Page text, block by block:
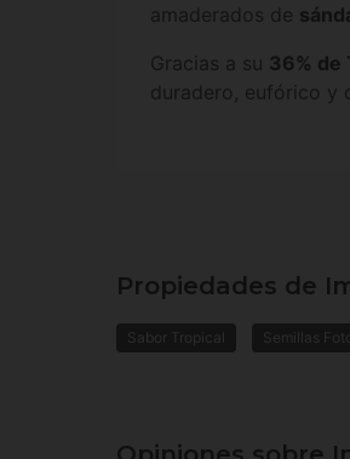
amaderados de
Gracias a su 36% de
duradero, eufórico y
Propiedades de
Sabor Tropical Semillas